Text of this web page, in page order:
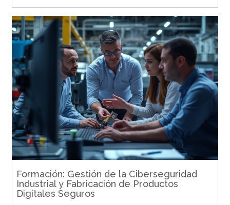
Formación: Gestión de la Ciberseguridad
Industrial y Fabricación de Productos
Digitales Seguros